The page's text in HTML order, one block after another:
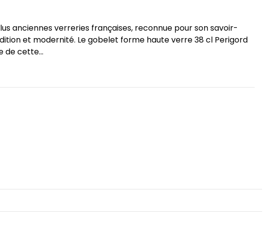
anciennes verreries françaises, reconnue pour son savoir-
et modernité. Le gobelet forme haute verre 38 cl Perigord
de cette...